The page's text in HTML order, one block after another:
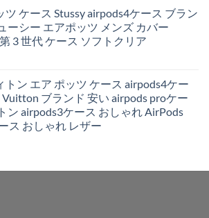
ツ ケース Stussy airpods4ケース ブラン
ーシー エアポッツ メンズ カバー
3 世代 ケース ソフトクリア
トン エア ポッツ ケース airpods4ケー
Vuitton ブランド 安い airpods proケー
ン airpods3ケース おしゃれ AirPods
ス おしゃれ レザー